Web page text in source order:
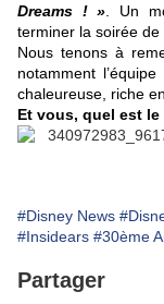
Dreams ! » . Un
terminer la soirée
Nous tenons à
notamment l’équipe
chaleureuse, riche
Et vous, quel est
#Disney News
#Insidears #30ème
Partager